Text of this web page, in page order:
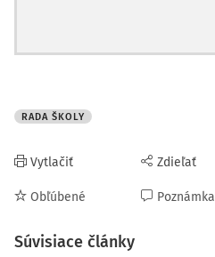
RADA ŠKOLY
Vytlačiť
Obľúbené
Zdieľať
Poznámka
Súvisiace články